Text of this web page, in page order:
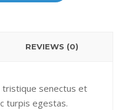
REVIEWS (0)
tristique senectus et
turpis egestas.